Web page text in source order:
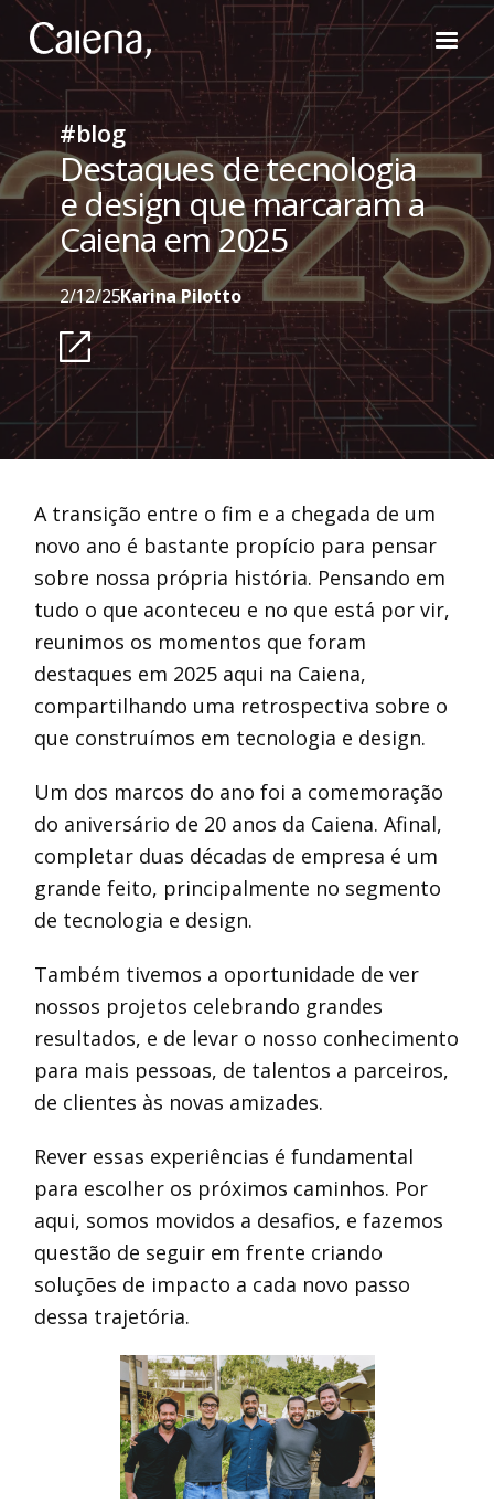
#blog
Destaques de tecnologia
e design que marcaram a
Caiena em 2025
2/12/25Karina Pilotto
A transição entre o fim e a chegada de um
novo ano é bastante propício para pensar
sobre nossa própria história. Pensando em
tudo o que aconteceu e no que está por vir,
reunimos os momentos que foram
destaques em 2025 aqui na Caiena,
compartilhando uma retrospectiva sobre o
que construímos em tecnologia e design.
Um dos marcos do ano foi a comemoração
do aniversário de 20 anos da Caiena. Afinal,
completar duas décadas de empresa é um
grande feito, principalmente no segmento
de tecnologia e design.
Também tivemos a oportunidade de ver
nossos projetos celebrando grandes
resultados, e de levar o nosso conhecimento
para mais pessoas, de talentos a parceiros,
de clientes às novas amizades.
Rever essas experiências é fundamental
para escolher os próximos caminhos. Por
aqui, somos movidos a desafios, e fazemos
questão de seguir em frente criando
soluções de impacto a cada novo passo
dessa trajetória.